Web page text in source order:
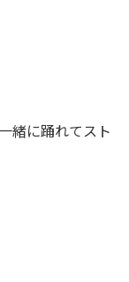
緒に踊れてスト